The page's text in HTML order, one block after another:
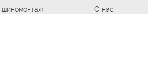
шиномонтаж
О нас